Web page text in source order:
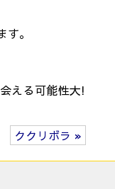
。
る可能性大!
ククリボラ »